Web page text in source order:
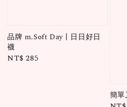
品牌 m.Soft Day丨日日好日
襪
Regular
NT$ 285
簡